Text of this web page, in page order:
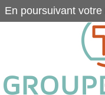
En poursuivant